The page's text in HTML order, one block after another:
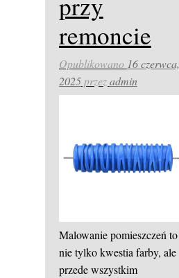
remoncie
Opublikowano 16 czerwca,
2025przezadmin
Malowanie pomieszczeń to
nie tylko kwestia farby, ale
przede wszystkim